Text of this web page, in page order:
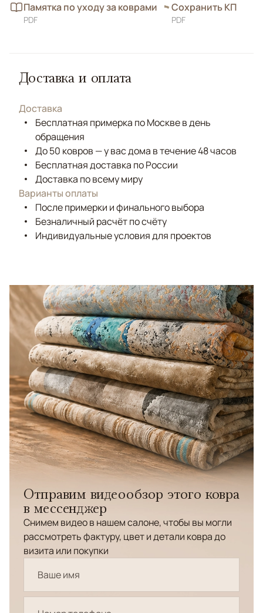
Памятка по уходу за коврами
PDF
Сохранить КП
PDF
Доставка и оплата
Доставка
Бесплатная примерка по Москве в день
обращения
До 50 ковров — у вас дома в течение 48 часов
Бесплатная доставка по России
Доставка по всему миру
Варианты оплаты
После примерки и финального выбора
Безналичный расчёт по счёту
Индивидуальные условия для проектов
Отправим видеообзор этого ковра
в мессенджер
Снимем видео в нашем салоне, чтобы вы могли
рассмотреть фактуру, цвет и детали ковра до
визита или покупки